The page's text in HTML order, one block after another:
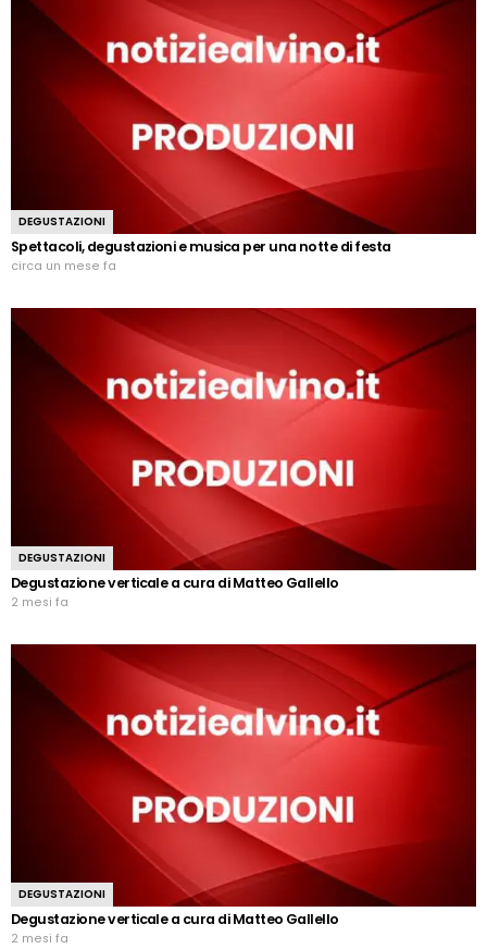
DEGUSTAZIONI
Spettacoli, degustazioni e musica per una notte di festa
circa un mese fa
DEGUSTAZIONI
Degustazione verticale a cura di Matteo Gallello
2 mesi fa
DEGUSTAZIONI
Degustazione verticale a cura di Matteo Gallello
2 mesi fa